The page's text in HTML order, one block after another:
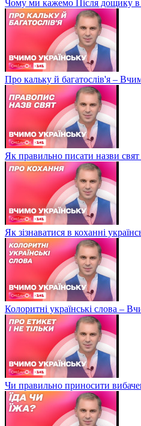
Чому ми кажемо Після дощику в
Про кальку й багатослів'я –
Як правильно писати назви
Як зізнаватися в коханні
Колоритні українські слова –
Чи правильно приносити